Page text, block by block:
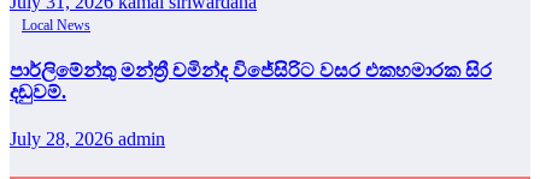
Local News
පාර්ලිමේන්තු මන්ත්‍රී චමින්ද විජේසිරිට වසර එකහමාරක සිර
දඬුවම්.
July 28, 2026 admin